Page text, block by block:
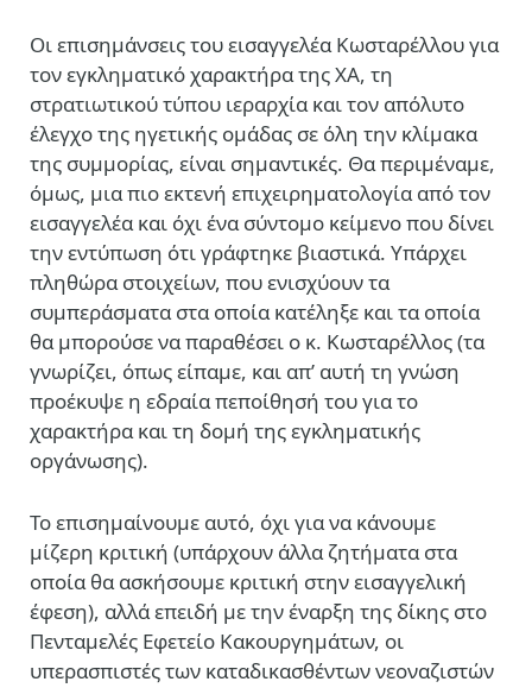
Οι επισημάνσεις του εισαγγελέα Κωσταρέλλου για
τον εγκληματικό χαρακτήρα της ΧΑ, τη
στρατιωτικού τύπου ιεραρχία και τον απόλυτο
έλεγχο της ηγετικής ομάδας σε όλη την κλίμακα
της συμμορίας, είναι σημαντικές. Θα περιμέναμε,
όμως, μια πιο εκτενή επιχειρηματολογία από τον
εισαγγελέα και όχι ένα σύντομο κείμενο που δίνει
την εντύπωση ότι γράφτηκε βιαστικά. Υπάρχει
πληθώρα στοιχείων, που ενισχύουν τα
συμπεράσματα στα οποία κατέληξε και τα οποία
θα μπορούσε να παραθέσει ο κ. Κωσταρέλλος (τα
γνωρίζει, όπως είπαμε, και απ’ αυτή τη γνώση
προέκυψε η εδραία πεποίθησή του για το
χαρακτήρα και τη δομή της εγκληματικής
οργάνωσης).
Το επισημαίνουμε αυτό, όχι για να κάνουμε
μίζερη κριτική (υπάρχουν άλλα ζητήματα στα
οποία θα ασκήσουμε κριτική στην εισαγγελική
έφεση), αλλά επειδή με την έναρξη της δίκης στο
Πενταμελές Εφετείο Κακουργημάτων, οι
υπερασπιστές των καταδικασθέντων νεοναζιστών